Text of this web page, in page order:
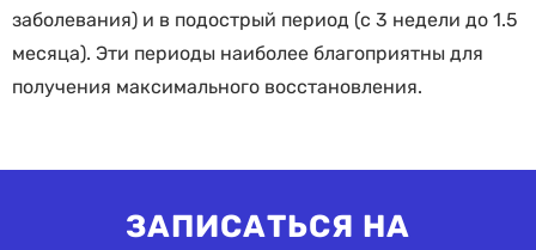
заболевания) и в подострый период (с 3 недели до 1.5
месяца). Эти периоды наиболее благоприятны для
получения максимального восстановления.
ЗАПИСАТЬСЯ НА